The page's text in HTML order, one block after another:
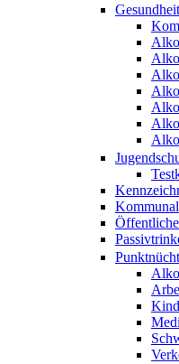
Gesundheit